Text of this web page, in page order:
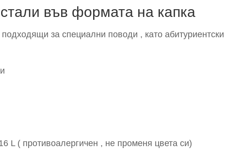
във формата на капка
за специални поводи , като
L ( противоалергичен , не променя цвета си)